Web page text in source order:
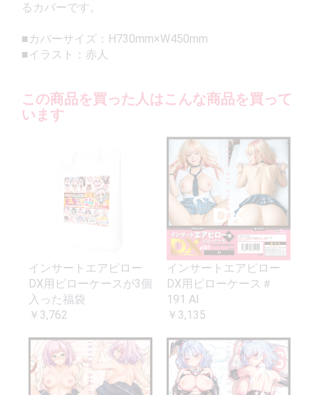
るカバーです。
■カバーサイズ：H730mm×W450mm
■イラスト：赤人
この商品を買った人はこんな商品を買って
います
インサートエアピロー
DX用ピローケースが3個
入った福袋
￥3,762
インサートエアピロー
DX用ピローケース＃
191 AI
￥3,135